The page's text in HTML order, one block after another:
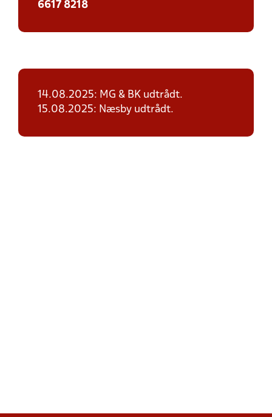
6617 8218
14.08.2025: MG & BK udtrådt.
15.08.2025: Næsby udtrådt.